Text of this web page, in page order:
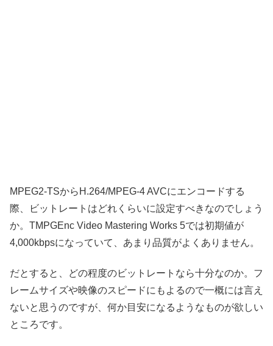
MPEG2-TSからH.264/MPEG-4 AVCにエンコードする
際、ビットレートはどれくらいに設定すべきなのでしょう
か。TMPGEnc Video Mastering Works 5では初期値が
4,000kbpsになっていて、あまり品質がよくありません。
だとすると、どの程度のビットレートなら十分なのか。フ
レームサイズや映像のスピードにもよるので一概には言え
ないと思うのですが、何か目安になるようなものが欲しい
ところです。